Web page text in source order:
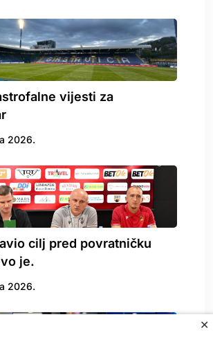
✕
vijesti za
2026.
cilj pred povratničku
je.
2026.